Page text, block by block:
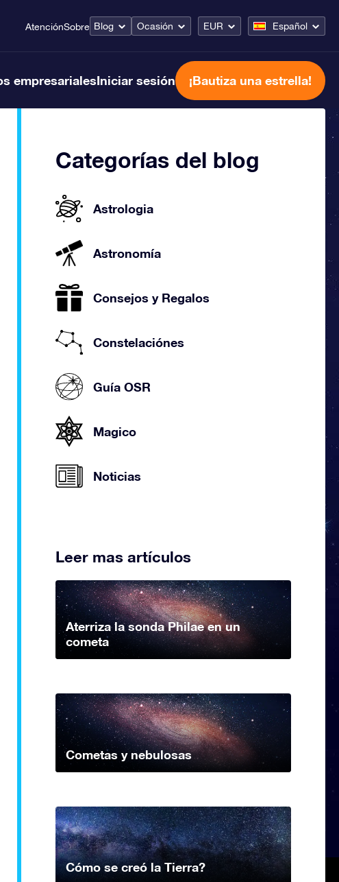
AtenciónSobre Blog Ocasión EUR Español
empresarialesIniciar sesión ¡Bautiza una estrella!
Categorías del blog
Astrologia
Astronomía
Consejos y Regalos
Constelaciónes
Guía OSR
Magico
Noticias
Leer mas artículos
Aterriza la sonda Philae en un
cometa
Cometas y nebulosas
Cómo se creó la Tierra?